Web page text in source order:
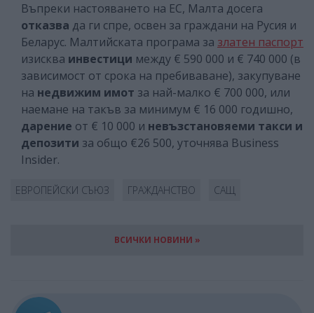
Въпреки настояването на ЕС, Малта досега
отказва да ги спре, освен за граждани на Русия и
Беларус. Малтийската програма за златен паспорт
изисква инвестици между € 590 000 и € 740 000 (в
зависимост от срока на пребиваване), закупуване
на недвижим имот за най-малко € 700 000, или
наемане на такъв за минимум € 16 000 годишно,
дарение от € 10 000 и невъзстановяеми такси и
депозити за общо €26 500, уточнява Business
Insider.
ЕВРОПЕЙСКИ СЪЮЗ ГРАЖДАНСТВО САЩ
ВСИЧКИ НОВИНИ »